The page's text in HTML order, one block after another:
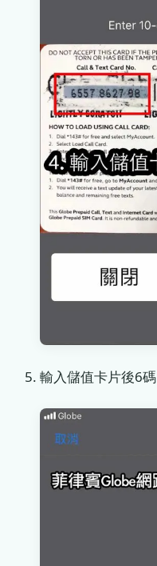
輸入儲值卡片後6碼